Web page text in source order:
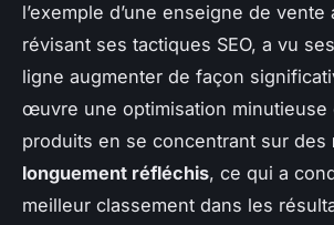
l’exemple d’une enseigne de
révisant ses tactiques SEO, a vu
ligne augmenter de façon
œuvre une optimisation minutieuse
produits en se concentrant sur des
longuement réfléchis, ce qui a
meilleur classement dans les